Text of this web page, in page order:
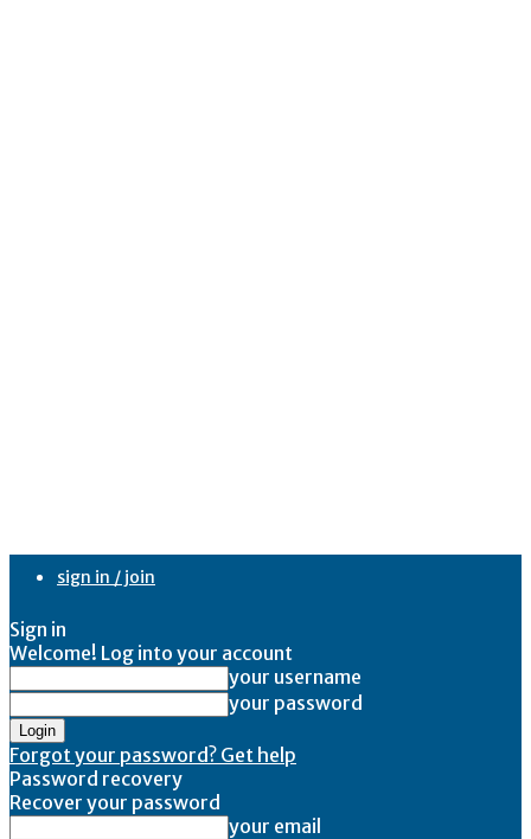
sign in / join
Sign in
Welcome! Log into your account
your username
your password
Forgot your password? Get help
Password recovery
Recover your password
your email